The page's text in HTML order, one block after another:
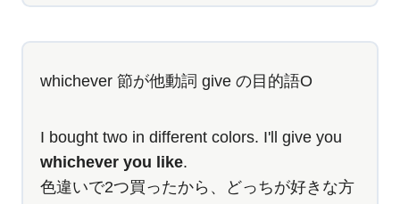
whichever 節が他動詞 give の目的語O
I bought two in different colors. I'll give you
whichever you like.
色違いで2つ買ったから、どっちが好きな方